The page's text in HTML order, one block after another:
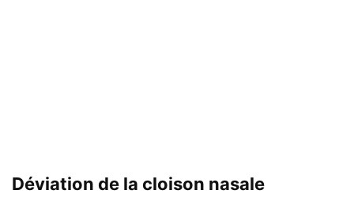
Déviation de la cloison nasale